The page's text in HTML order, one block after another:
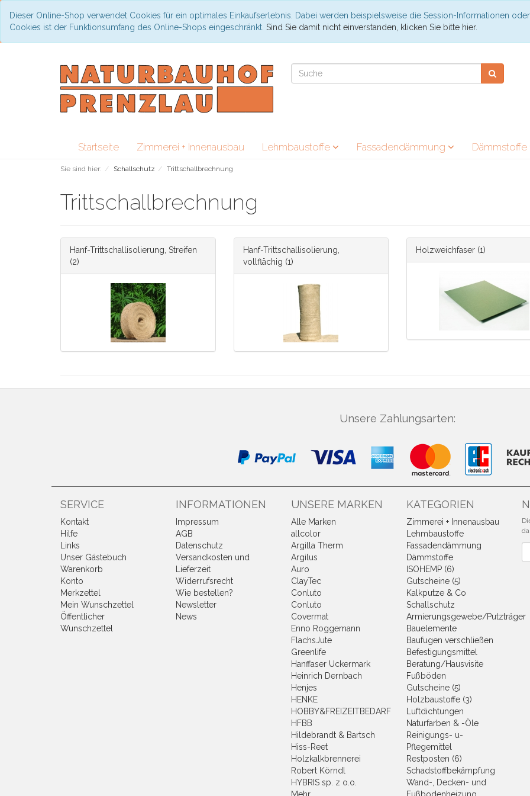
Dieser Online-Shop verwendet Cookies für ein optimales Einkaufserlebnis. Dabei werden beispielsweise die Session-Informationen
Cookies ist der Funktionsumfang des Online-Shops eingeschränkt. Sind Sie damit nicht einverstanden, klicken Sie bitte hier.
Startseite Zimmerei + Innenausbau Lehmbaustoffe Fassadendämmung Dämmstoffe
Sie sind hier: Schallschutz Trittschallbrechnung
Trittschallbrechnung
Hanf-Trittschallisolierung, Streifen
(2)
Hanf-Trittschallisolierung,
vollflächig (1)
Holzweichfaser (1)
Unsere Zahlungsarten:
SERVICE
Kontakt
Hilfe
Links
Unser Gästebuch
Warenkorb
Konto
Merkzettel
Mein Wunschzettel
Öffentlicher
Wunschzettel
INFORMATIONEN
Impressum
AGB
Datenschutz
Versandkosten und
Lieferzeit
Widerrufsrecht
Wie bestellen?
Newsletter
News
UNSERE MARKEN
Alle Marken
allcolor
Argilla Therm
Argilus
Auro
ClayTec
Conluto
Conluto
Covermat
Enno Roggemann
FlachsJute
Greenlife
Hanffaser Uckermark
Heinrich Dernbach
Henjes
HENKE
HOBBY&FREIZEITBEDARF
HFBB
Hildebrandt & Bartsch
Hiss-Reet
Holzkalkbrennerei
Robert Körndl
HYBRIS sp. z o.o.
KATEGORIEN
Zimmerei + Innenausbau
Lehmbaustoffe
Fassadendämmung
Dämmstoffe
ISOHEMP (6)
Gutscheine (5)
Kalkputze & Co
Schallschutz
Armierungsgewebe/Putzträger
Bauelemente
Baufugen verschließen
Befestigungsmittel
Beratung/Hausvisite
Fußböden
Gutscheine (5)
Holzbaustoffe (3)
Luftdichtungen
Naturfarben & -Öle
Reinigungs- u-
Pflegemittel
Restposten (6)
Schadstoffbekämpfung
Wand-, Decken- und